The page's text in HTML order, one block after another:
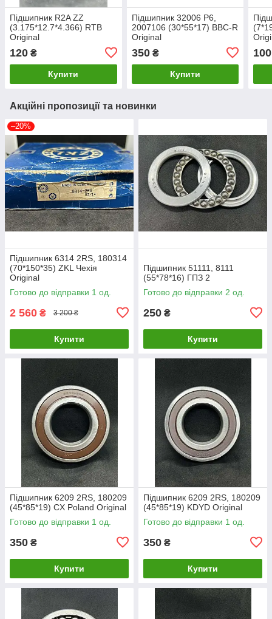
Підшипник R2A ZZ
(3.175*12.7*4.366) RTB
Original
120 ₴
Купити
Підшипник 32006 P6,
2007106 (30*55*17) BBC-R
Original
350₴
Купити
100
Акційні пропозиції та новинки
–20%
Підшипник 6314 2RS, 180314
(70*150*35) ZKL Чехія
Original
Готово до відправки 1 од.
2 560 ₴ 3 200 ₴
Купити
Підшипник 51111, 8111
(55*78*16) ГПЗ 2
Готово до відправки 2 од.
250 ₴
Купити
Підшипник 6209 2RS, 180209
(45*85*19) CX Poland Original
Готово до відправки 1 од.
350 ₴
Купити
Підшипник 6209 2RS, 180209
(45*85*19) KDYD Original
Готово до відправки 1 од.
350 ₴
Купити